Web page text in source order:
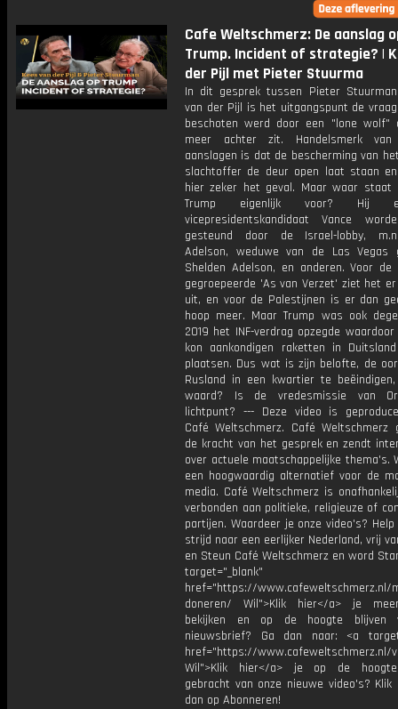
Cafe Weltschmerz: De aanslag
Trump. Incident of strategie? |
der Pijl met Pieter Stuurma
In dit gesprek tussen Pieter
van der Pijl is het uitgangspunt de
beschoten werd door een "lone
meer achter zit. Handelsmerk van
aanslagen is dat de bescherming van
slachtoffer de deur open laat staan
hier zeker het geval. Maar waar staat
Trump eigenlijk voor? Hij
vicepresidentskandidaat Vance
gesteund door de Israel-lobby,
Adelson, weduwe van de Las Vegas
Shelden Adelson, en anderen. Voor
gegroepeerde 'As van Verzet' ziet het
uit, en voor de Palestijnen is er dan
hoop meer. Maar Trump was ook
2019 het INF-verdrag opzegde
kon aankondigen raketten in
plaatsen. Dus wat is zijn belofte, de
Rusland in een kwartier te
waard? Is de vredesmissie van
lichtpunt? --- Deze video is
Café Weltschmerz. Café Weltschmerz
de kracht van het gesprek en zendt
over actuele maatschappelijke thema's.
een hoogwaardig alternatief voor de
media. Café Weltschmerz is
verbonden aan politieke, religieuze of
partijen. Waardeer je onze video's?
strijd naar een eerlijker Nederland, vrij
en Steun Café Weltschmerz en word
target="_blank"
href="https://www.cafeweltschmerz.nl/
doneren/ Wil">Klik hier</a> je
bekijken en op de hoogte blijven
nieuwsbrief? Ga dan naar: <a
href="https://www.cafeweltschmerz.nl/
Wil">Klik hier</a> je op de
gebracht van onze nieuwe video's? Klik
dan op Abonneren!